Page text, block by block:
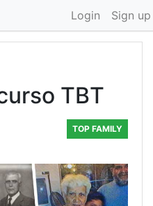
Login Sign up
TBT
TOP FAMILY